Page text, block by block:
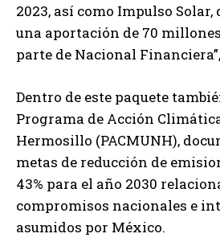
2023, así como Impulso Solar,
una aportación de 70
parte de Nacional
Dentro de este paquete
Programa de Acción
Hermosillo (PACMUNH),
metas de reducción de
43% para el año 2030
compromisos nacionales e
asumidos por México.